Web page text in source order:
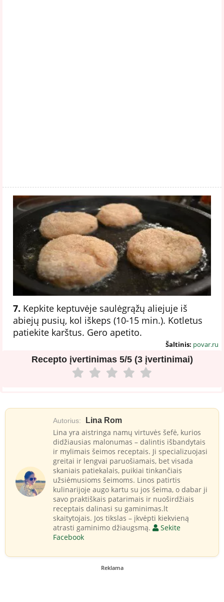
7. Kepkite keptuvėje saulėgrąžų aliejuje iš
abiejų pusių, kol iškeps (10-15 min.). Kotletus
patiekite karštus. Gero apetito.
Šaltinis: povar.ru
Recepto įvertinimas 5/5 (3 įvertinimai)
Autorius: Lina Rom
Lina yra aistringa namų virtuvės šefė, kurios
didžiausias malonumas – dalintis išbandytais
ir mylimais šeimos receptais. Ji specializuojasi
greitai ir lengvai paruošiamais, bet visada
skaniais patiekalais, puikiai tinkančiais
užsiėmusioms šeimoms. Linos patirtis
kulinarijoje augo kartu su jos šeima, o dabar ji
savo praktiškais patarimais ir nuoširdžiais
receptais dalinasi su gaminimas.lt
skaitytojais. Jos tikslas – įkvėpti kiekvieną
atrasti gaminimo džiaugsmą.
Sekite
Facebook
Reklama